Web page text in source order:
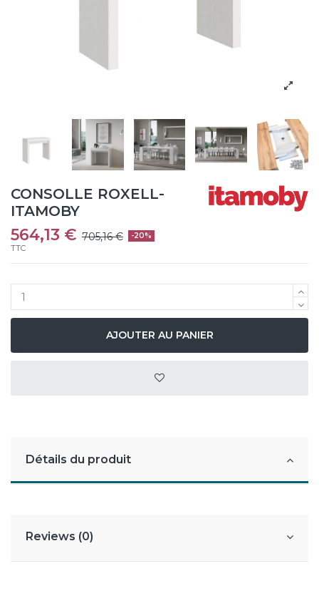
CONSOLLE ROXELL-
ITAMOBY
564,13 € 705,16 € -20%
TTC
AJOUTER AU PANIER
Détails du produit
Reviews (0)